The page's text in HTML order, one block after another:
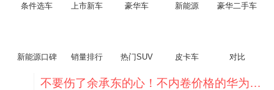
条件选车 上市新车 豪华车 新能源 豪华二手车
新能源口碑 销量排行 热门SUV 皮卡车 对比
不要伤了余承东的心！不内卷价格的华为，弥足珍贵！